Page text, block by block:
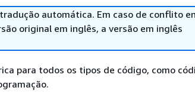
automática. Em caso de conflito
original em inglês, a versão em inglês
para todos os tipos de código, como